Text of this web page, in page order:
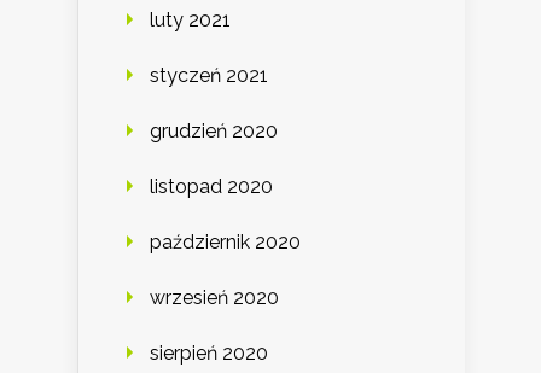
luty 2021
styczeń 2021
grudzień 2020
listopad 2020
październik 2020
wrzesień 2020
sierpień 2020